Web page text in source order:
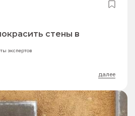
стены в
экспертов
далее